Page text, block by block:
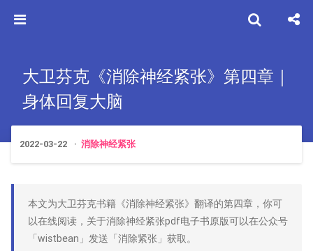
大卫芬克《消除神经紧张》第四章｜
身体回复大脑
2022-03-22 消除神经紧张
本文为大卫芬克书籍《消除神经紧张》翻译的第四章，你可
以在线阅读，关于消除神经紧张pdf电子书原版可以在公众号
「wistbean」发送「消除紧张」获取。